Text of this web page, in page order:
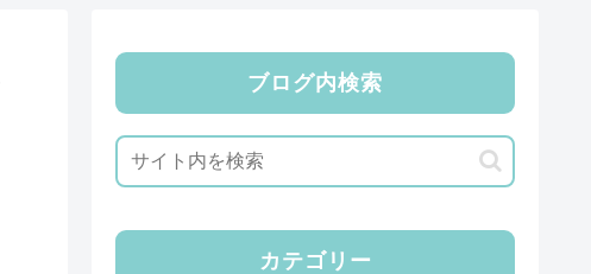
ブログ内検索
カテゴリー